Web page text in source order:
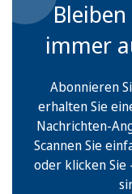
immer
Abonnieren
erhalten Sie
Nachrichten-
Scannen Sie
oder klicken Sie